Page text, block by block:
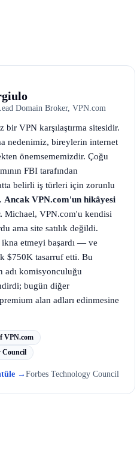
Domain Broker, VPN.com
bir VPN karşılaştırma sitesidir.
nedenimiz, bireylerin internet
önemsememizdir. Çoğu
FBI tarafından
belirli iş türleri için zorunlu
Ancak VPN.com'un hikâyesi
Michael, VPN.com'u kendisi
ama site satılık değildi.
ikna etmeyi başardı — ve
$750K tasarruf etti. Bu
adı komisyonculuğu
bugün diğer
alan adları edinmesine
VPN.com
Council
→ Forbes Technology Council